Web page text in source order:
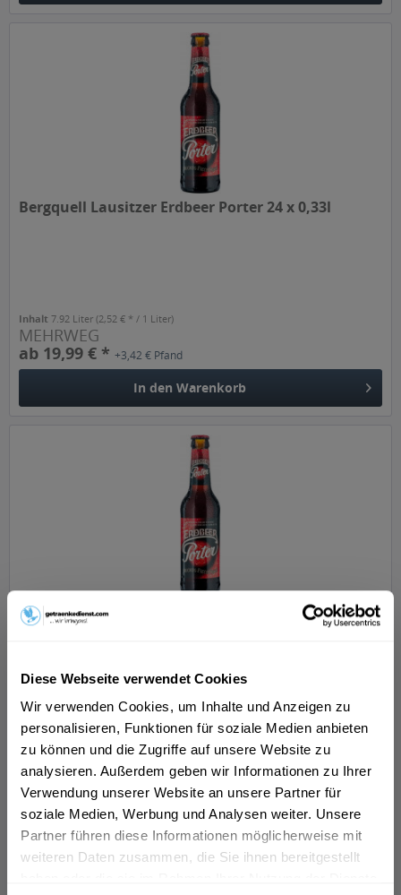
Diese Webseite verwendet Cookies
Wir verwenden Cookies, um Inhalte und Anzeigen zu
personalisieren, Funktionen für soziale Medien anbieten
zu können und die Zugriffe auf unsere Website zu
analysieren. Außerdem geben wir Informationen zu Ihrer
Verwendung unserer Website an unsere Partner für
soziale Medien, Werbung und Analysen weiter. Unsere
Partner führen diese Informationen möglicherweise mit
weiteren Daten zusammen, die Sie ihnen bereitgestellt
Bergquell Lausitzer Erdbeer Porter 24 x 0,33l
Inhalt7.92 Liter(2,52 € * / 1 Liter)
MEHRWEG
ab 19,99 € *+3,42 € Pfand
In den Warenkorb
Bergquell Lausitzer Erdbeer Porter 6 x 0,33l
1.98 Liter (51,02 € * / 1 Liter)
MEHRWEG
ab 101,01 € *+0,48 € Pfand
In den Warenkorb